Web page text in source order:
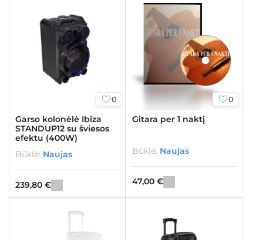
0
Garso kolonėlė Ibiza
STANDUP12 su šviesos
efektu (400W)
Būklė: Naujas
239,80 €
0
Gitara per 1 naktį
Būklė: Naujas
47,00 €